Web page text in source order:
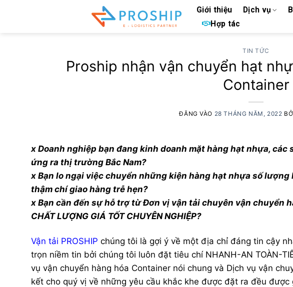
Giới thiệu Dịch vụ
Hợp tác
TIN TỨC
Proship nhận vận chuyển hạt
Container
ĐĂNG VÀO 28 THÁNG NĂM, 2022
x Doanh nghiệp bạn đang kinh doanh mặt hàng hạt nhựa,
ứng ra thị trường Bắc Nam?
x Bạn lo ngại việc chuyển những kiện hàng hạt nhựa số
thậm chí giao hàng trễ hẹn?
x Bạn cần đến sự hỗ trợ từ Đơn vị vận tải chuyên vận chuyển
CHẤT LƯỢNG GIÁ TỐT CHUYÊN NGHIỆP?
Vận tải PROSHIP chúng tôi là gợi ý về một địa chỉ đáng tin cậy
trọn niềm tin bởi chúng tôi luôn đặt tiêu chí NHANH-AN TOÀN-
vụ vận chuyển hàng hóa Container nói chung và Dịch vụ vận
kết cho quý vị về những yêu cầu khắc khe được đặt ra đều